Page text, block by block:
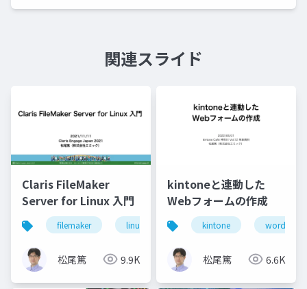
関連スライド
Claris FileMaker
Server for Linux 入門
filemaker linux server
松尾篤 9.9K
kintoneと連動した
Webフォームの作成
kintone wordpress
松尾篤 6.6K